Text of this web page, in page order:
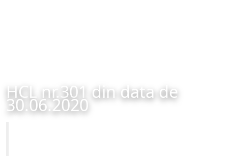
HCL nr.301 din data de
30.06.2020